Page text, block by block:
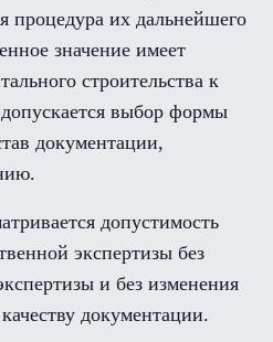
процедура их дальнейшего
значение имеет
строительства к
выбор формы
документации,
допустимость
экспертизы без
и без изменения
документации.